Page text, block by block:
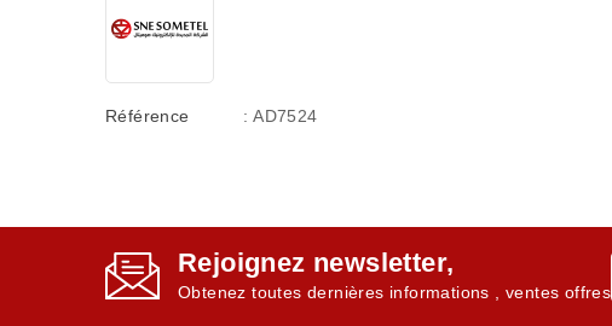
Référence : AD7524
Rejoignez newsletter,
Obtenez toutes dernières informations , ventes offres